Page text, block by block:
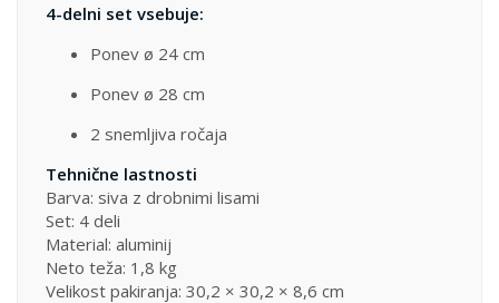
4-delni set vsebuje:
Ponev ø 24 cm
Ponev ø 28 cm
2 snemljiva ročaja
Tehnične lastnosti
Barva: siva z drobnimi lisami
Set: 4 deli
Material: aluminij
Neto teža: 1,8 kg
Velikost pakiranja: 30,2 × 30,2 × 8,6 cm